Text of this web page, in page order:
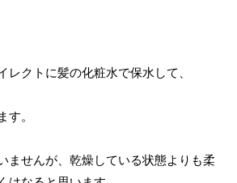
レクトに髪の化粧水で保水して、
す。
ませんが、乾燥している状態よりも柔